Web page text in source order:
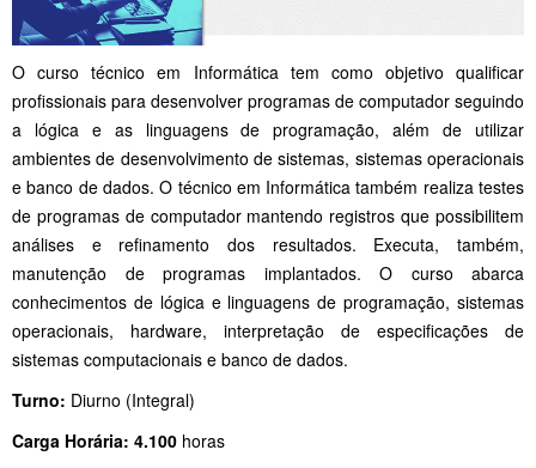
O curso técnico em Informática tem como objetivo qualificar
profissionais para desenvolver programas de computador seguindo
a lógica e as linguagens de programação, além de utilizar
ambientes de desenvolvimento de sistemas, sistemas operacionais
e banco de dados. O técnico em Informática também realiza testes
de programas de computador mantendo registros que possibilitem
análises e refinamento dos resultados. Executa, também,
manutenção de programas implantados. O curso abarca
conhecimentos de lógica e linguagens de programação, sistemas
operacionais, hardware, interpretação de especificações de
sistemas computacionais e banco de dados.
Turno: Diurno (Integral)
Carga Horária: 4.100 horas